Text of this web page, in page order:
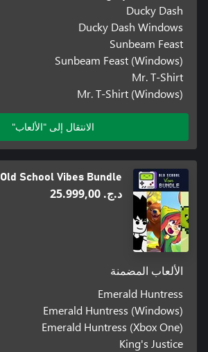
Ducky Dash
Ducky Dash Windows
Sunbeam Feast
Sunbeam Feast (Windows)
Mr. T-Shirt
Mr. T-Shirt (Windows)
الانتقال إلى "الألعاب"
Old School Vibes Bundle
د.ج.‏ 25.999,00
الألعاب المضمنة
Emerald Huntress
Emerald Huntress (Windows)
Emerald Huntress (Xbox One)
King's Justice